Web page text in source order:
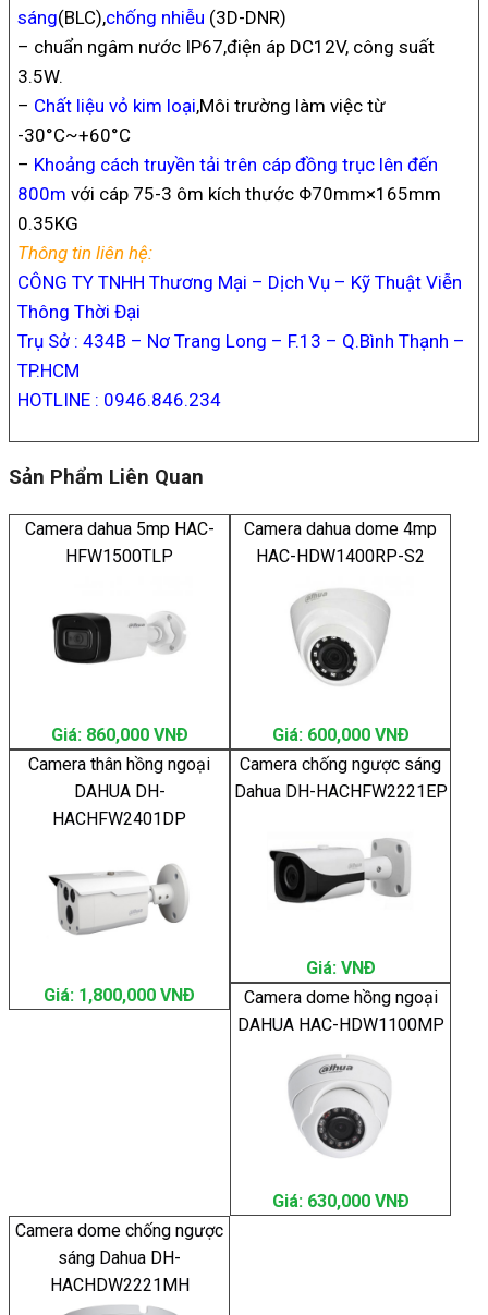
sáng(BLC),chống nhiễu (3D-DNR)
– chuẩn ngâm nước IP67,điện áp DC12V, công suất
3.5W.
– Chất liệu vỏ kim loại,Môi trường làm việc từ
-30°C~+60°C
– Khoảng cách truyền tải trên cáp đồng trục lên đến
800m với cáp 75-3 ôm kích thước Φ70mm×165mm
0.35KG
Thông tin liên hệ:
CÔNG TY TNHH Thương Mại – Dịch Vụ – Kỹ Thuật Viễn
Thông Thời Đại
Trụ Sở : 434B – Nơ Trang Long – F.13 – Q.Bình Thạnh –
TP.HCM
HOTLINE : 0946.846.234
Sản Phẩm Liên Quan
Camera dahua 5mp HAC-
HFW1500TLP
Giá: 860,000 VNÐ
Camera dahua dome 4mp
HAC-HDW1400RP-S2
Giá: 600,000 VNÐ
Camera thân hồng ngoại
DAHUA DH-
HACHFW2401DP
Giá: 1,800,000 VNÐ
Camera chống ngược sáng
Dahua DH-HACHFW2221EP
Giá: VNÐ
Camera dome hồng ngoại
DAHUA HAC-HDW1100MP
Giá: 630,000 VNÐ
Camera dome chống ngược
sáng Dahua DH-
HACHDW2221MH